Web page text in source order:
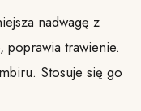
nadwagę z
poprawia trawienie.
Stosuje się go